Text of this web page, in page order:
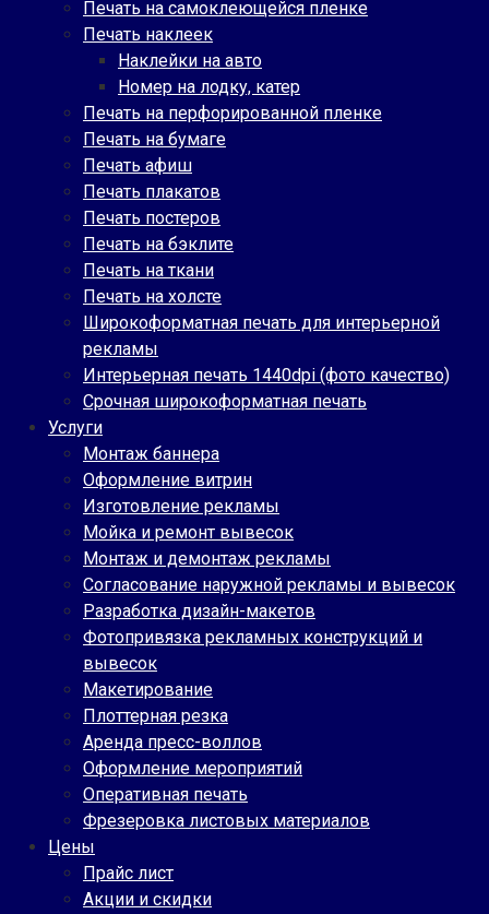
Печать на самоклеющейся пленке
Печать наклеек
Наклейки на авто
Номер на лодку, катер
Печать на перфорированной пленке
Печать на бумаге
Печать афиш
Печать плакатов
Печать постеров
Печать на бэклите
Печать на ткани
Печать на холсте
Широкоформатная печать для интерьерной
рекламы
Интерьерная печать 1440dpi (фото качество)
Срочная широкоформатная печать
Услуги
Монтаж баннера
Оформление витрин
Изготовление рекламы
Мойка и ремонт вывесок
Монтаж и демонтаж рекламы
Согласование наружной рекламы и вывесок
Разработка дизайн-макетов
Фотопривязка рекламных конструкций и
вывесок
Макетирование
Плоттерная резка
Аренда пресс-воллов
Оформление мероприятий
Оперативная печать
Фрезеровка листовых материалов
Цены
Прайс лист
Акции и скидки